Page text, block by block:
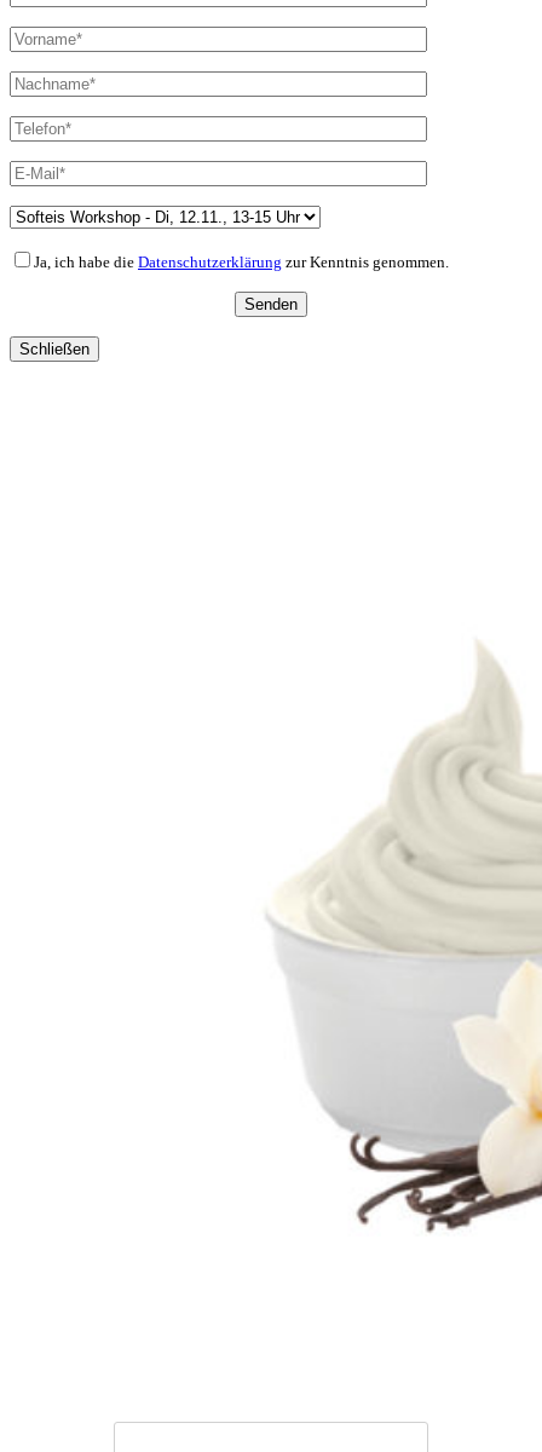
Ja, ich habe die Datenschutzerklärung zur Kenntnis genommen.
Schließen